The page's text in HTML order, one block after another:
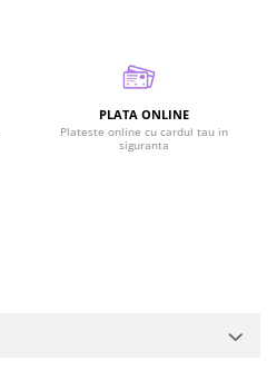
PLATA ONLINE
Plateste online cu cardul tau in
siguranta